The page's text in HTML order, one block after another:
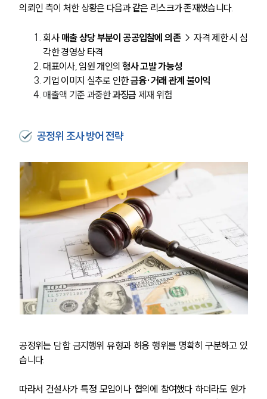
의뢰인 측이 처한 상황은 다음과 같은 리스크가 존재했습니다.
회사 매출 상당 부분이 공공입찰에 의존 → 자격 제한 시 심
각한 경영상 타격
대표이사, 임원 개인의 형사 고발 가능성
기업 이미지 실추로 인한 금융·거래 관계 불이익
매출액 기준 과중한 과징금 제재 위험
공정위 조사 방어 전략
공정위는 담합 금지행위 유형과 허용 행위를 명확히 구분하고 있
습니다.
따라서 건설사가 특정 모임이나 협의에 참여했다 하더라도 원가